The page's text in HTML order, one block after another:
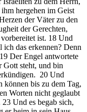
hergehen im Geist
der Väter zu den
der Gerechten,
ist. 18 Und
ich das erkennen? Denn
Der Engel antwortete
Gott steht, und bin
20 Und
können bis zu dem Tag,
Worten nicht geglaubt
Und es begab sich,